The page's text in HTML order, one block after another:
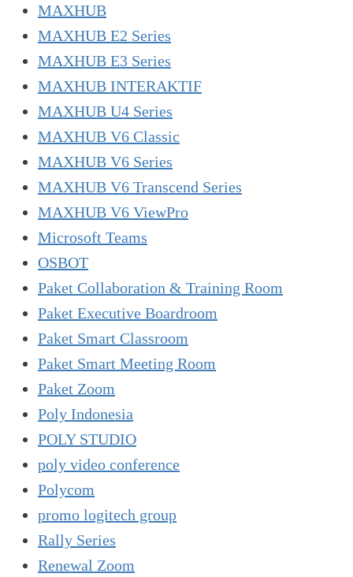
MAXHUB
MAXHUB E2 Series
MAXHUB E3 Series
MAXHUB INTERAKTIF
MAXHUB U4 Series
MAXHUB V6 Classic
MAXHUB V6 Series
MAXHUB V6 Transcend Series
MAXHUB V6 ViewPro
Microsoft Teams
OSBOT
Paket Collaboration & Training Room
Paket Executive Boardroom
Paket Smart Classroom
Paket Smart Meeting Room
Paket Zoom
Poly Indonesia
POLY STUDIO
poly video conference
Polycom
promo logitech group
Rally Series
Renewal Zoom